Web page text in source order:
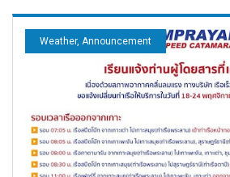
Weather, Announcement